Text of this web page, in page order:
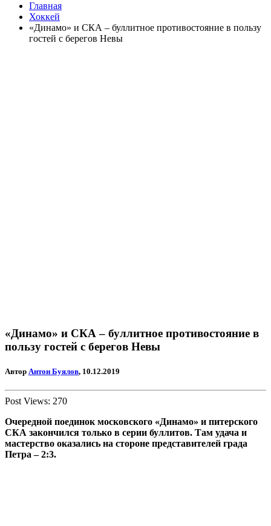
Главная
Хоккей
«Динамо» и СКА – буллитное противостояние в пользу
гостей с берегов Невы
«Динамо» и СКА – буллитное противостояние в
пользу гостей с берегов Невы
Автор Антон Буялов, 10.12.2019
Post Views: 270
Очередной поединок московского «Динамо» и питерского
СКА закончился только в серии буллитов. Там удача и
мастерство оказались на стороне представителей града
Петра – 2:3.